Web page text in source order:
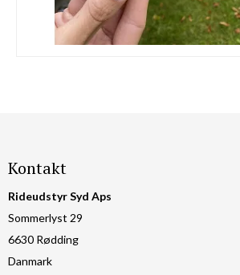
Kontakt
Rideudstyr Syd Aps
Sommerlyst 29
6630 Rødding
Danmark